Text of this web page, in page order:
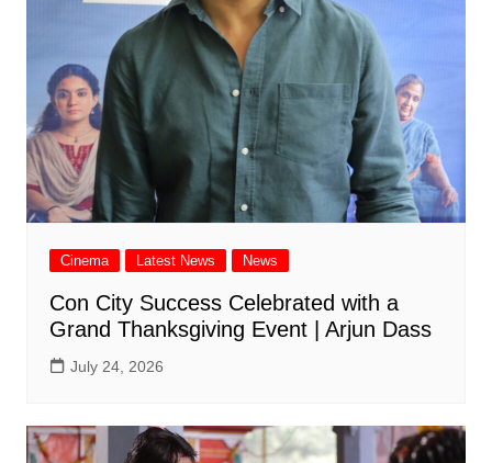
Cinema Latest News News
Con City Success Celebrated with a
Grand Thanksgiving Event | Arjun Dass
July 24, 2026